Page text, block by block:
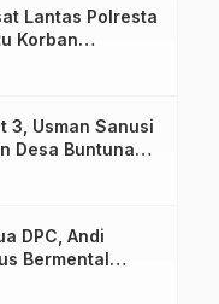
Lantas Polresta
Korban
3, Usman Sanusi
Desa Buntuna
DPC, Andi
Bermental